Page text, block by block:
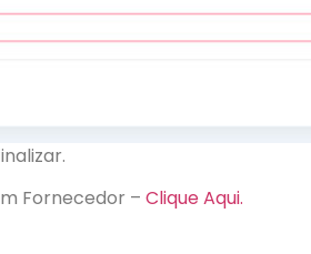
Fornecedor – Clique Aqui.